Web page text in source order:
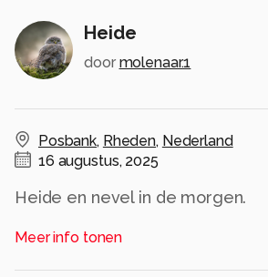
Heide
door molenaar.1
Posbank, Rheden, Nederland
16 augustus, 2025
Heide en nevel in de morgen.
Alle rechten voorbehouden
Meer info tonen